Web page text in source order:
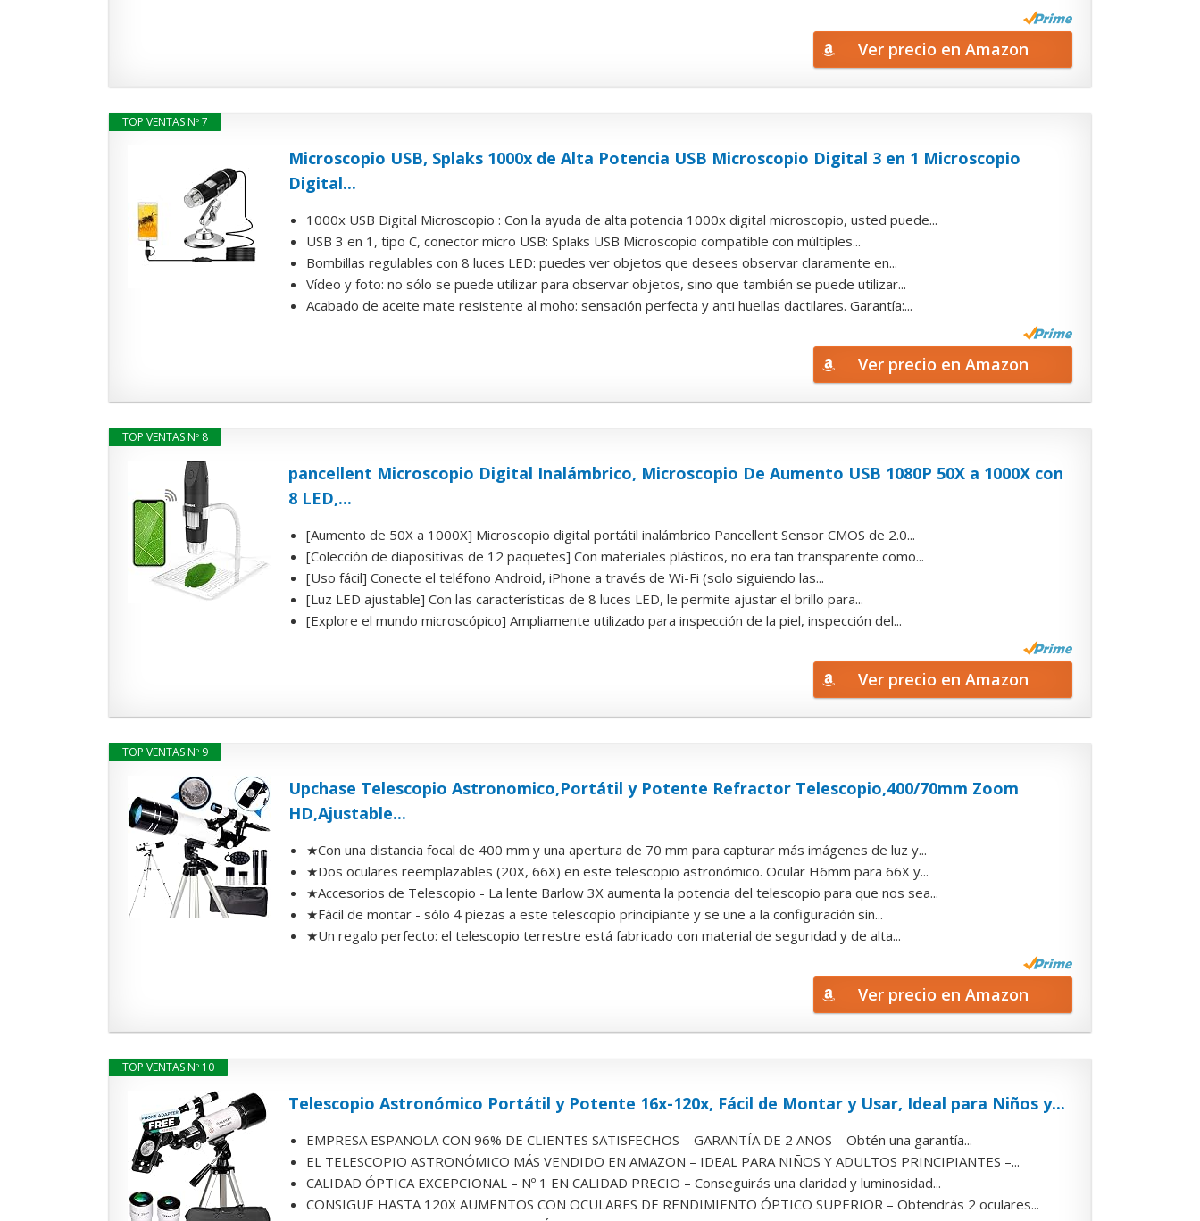
Ver precio en Amazon
TOP VENTAS Nº 7
Microscopio USB, Splaks 1000x de Alta Potencia USB Microscopio Digital 3 en 1 Microscopio
Digital...
1000x USB Digital Microscopio : Con la ayuda de alta potencia 1000x digital microscopio, usted puede...
USB 3 en 1, tipo C, conector micro USB: Splaks USB Microscopio compatible con múltiples...
Bombillas regulables con 8 luces LED: puedes ver objetos que desees observar claramente en...
Vídeo y foto: no sólo se puede utilizar para observar objetos, sino que también se puede utilizar...
Acabado de aceite mate resistente al moho: sensación perfecta y anti huellas dactilares. Garantía:...
Ver precio en Amazon
TOP VENTAS Nº 8
pancellent Microscopio Digital Inalámbrico, Microscopio De Aumento USB 1080P 50X a 1000X con
8 LED,...
[Aumento de 50X a 1000X] Microscopio digital portátil inalámbrico Pancellent Sensor CMOS de 2.0...
[Colección de diapositivas de 12 paquetes] Con materiales plásticos, no era tan transparente como...
[Uso fácil] Conecte el teléfono Android, iPhone a través de Wi-Fi (solo siguiendo las...
[Luz LED ajustable] Con las características de 8 luces LED, le permite ajustar el brillo para...
[Explore el mundo microscópico] Ampliamente utilizado para inspección de la piel, inspección del...
Ver precio en Amazon
TOP VENTAS Nº 9
Upchase Telescopio Astronomico,Portátil y Potente Refractor Telescopio,400/70mm Zoom
HD,Ajustable...
★Con una distancia focal de 400 mm y una apertura de 70 mm para capturar más imágenes de luz y...
★Dos oculares reemplazables (20X, 66X) en este telescopio astronómico. Ocular H6mm para 66X y...
★Accesorios de Telescopio - La lente Barlow 3X aumenta la potencia del telescopio para que nos sea...
★Fácil de montar - sólo 4 piezas a este telescopio principiante y se une a la configuración sin...
★Un regalo perfecto: el telescopio terrestre está fabricado con material de seguridad y de alta...
Ver precio en Amazon
TOP VENTAS Nº 10
Telescopio Astronómico Portátil y Potente 16x-120x, Fácil de Montar y Usar, Ideal para Niños y...
EMPRESA ESPAÑOLA CON 96% DE CLIENTES SATISFECHOS – GARANTÍA DE 2 AÑOS – Obtén una garantía...
EL TELESCOPIO ASTRONÓMICO MÁS VENDIDO EN AMAZON – IDEAL PARA NIÑOS Y ADULTOS PRINCIPIANTES –...
CALIDAD ÓPTICA EXCEPCIONAL – Nº 1 EN CALIDAD PRECIO – Conseguirás una claridad y luminosidad...
CONSIGUE HASTA 120X AUMENTOS CON OCULARES DE RENDIMIENTO ÓPTICO SUPERIOR – Obtendrás 2 oculares...